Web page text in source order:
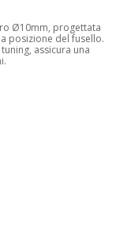
Ø10mm, progettata
posizione del fusello.
assicura una